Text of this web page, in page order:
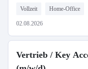
Vollzeit Home-Office
02.08.2026
Vertrieb / Key